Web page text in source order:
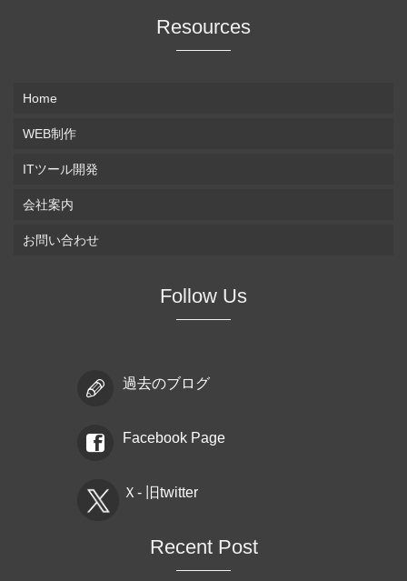
Resources
Home
WEB制作
ITツール開発
会社案内
お問い合わせ
Follow Us
過去のブログ
Facebook Page
Ｘ- 旧twitter
Recent Post